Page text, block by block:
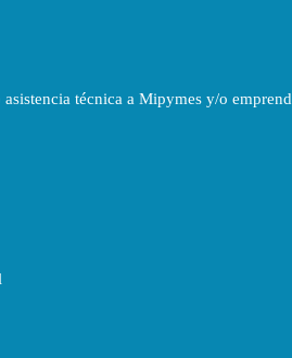
técnica a Mipymes y/o